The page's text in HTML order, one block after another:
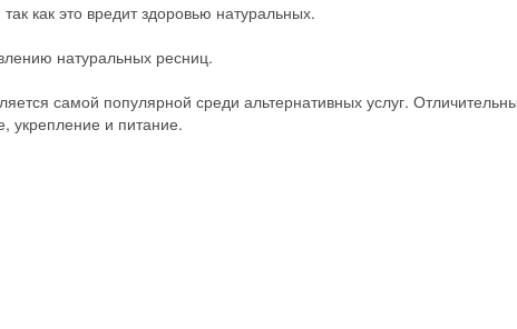
как это вредит здоровью натуральных.
натуральных ресниц.
самой популярной среди альтернативных услуг.
укрепление и питание.